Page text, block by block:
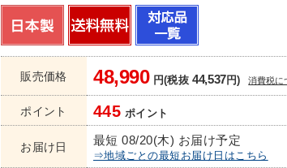
販売価格 48,990円(税抜44,537円) 消費税に
ポイント 445 ポイント
お届け日 最短 08/20(木) お届け予定
⇒地域ごとの最短お届け日はこちら